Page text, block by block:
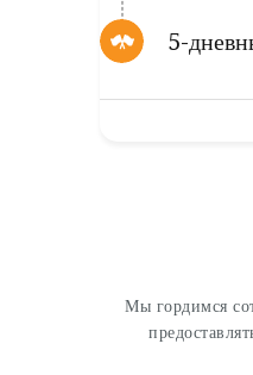
5-
Мы гордимся